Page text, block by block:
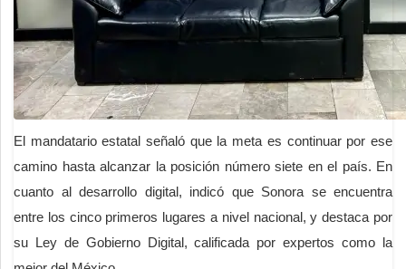
El mandatario estatal señaló que la meta es continuar por ese
camino hasta alcanzar la posición número siete en el país. En
cuanto al desarrollo digital, indicó que Sonora se encuentra
entre los cinco primeros lugares a nivel nacional, y destaca por
su Ley de Gobierno Digital, calificada por expertos como la